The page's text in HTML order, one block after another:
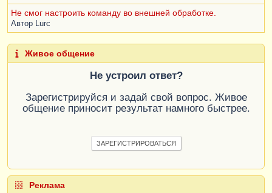
Не смог настроить команду во внешней обработке.
Автор Lurc
Живое общение
Не устроил ответ?
Зарегистрируйся и задай свой вопрос. Живое
общение приносит результат намного быстрее.
ЗАРЕГИСТРИРОВАТЬСЯ
Реклама